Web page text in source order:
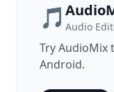
🎵 Audio
TryAudioMix
Android.